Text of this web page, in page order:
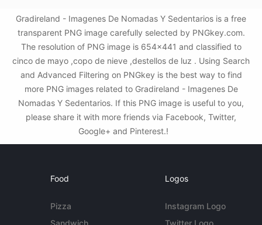
Gradireland - Imagenes De Nomadas Y Sedentarios is a free
transparent PNG image carefully selected by PNGkey.com.
The resolution of PNG image is 654x441 and classified to
cinco de mayo ,copo de nieve ,destellos de luz . Using Search
and Advanced Filtering on PNGkey is the best way to find
more PNG images related to Gradireland - Imagenes De
Nomadas Y Sedentarios. If this PNG image is useful to you,
please share it with more friends via Facebook, Twitter,
Google+ and Pinterest.!
Food
Pizza
Sandwich
Logos
Instagram Logo
Twitter Logo